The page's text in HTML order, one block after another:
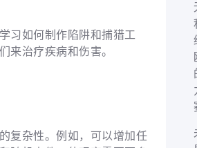
习如何制作陷阱和捕猎工
来治疗疾病和伤害。
复杂性。例如，可以增加任